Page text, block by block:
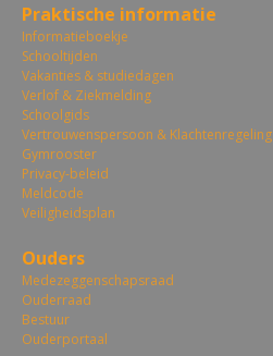
Praktische informatie
Informatieboekje
Schooltijden
Vakanties & studiedagen
Verlof & Ziekmelding
Schoolgids
Vertrouwenspersoon & Klachtenregeling
Gymrooster
Privacy-beleid
Meldcode
Veiligheidsplan
Ouders
Medezeggenschapsraad
Ouderraad
Bestuur
Ouderportaal